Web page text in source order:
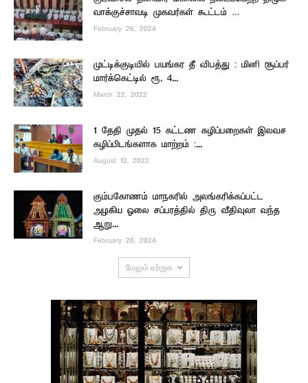
வாக்குச்சாவடி முகவர்கள் கூட்டம் …
February 26, 2024
முட்டிக்குடியில் பயங்கர தீ விபத்து : மினி சூப்பர்
மார்க்கெட்டில் ரூ. 4...
March 22, 2022
1 தேதி முதல் 15 கட்டண கழிப்பறைகள் இலவச
கழிப்பிடங்களாக மாற்றம் :...
August 12, 2022
கும்பகோணம் மாநகரில் அலங்கரிக்கப்பட்ட
அழகிய ஓலை சப்பரத்தில் திரு வீதிவுலா வந்த
ஆறு...
February 20, 2024
மேலும் ஏற்றுக